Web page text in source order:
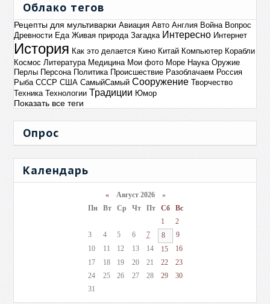
Облако тегов
Рецепты для мультиварки Авиация Авто Англия Война Вопрос
Древности Еда Живая природа Загадка Интересно Интернет
История Как это делается Кино Китай Компьютер Корабли
Космос Литература Медицина Мои фото Море Наука Оружие
Перлы Персона Политика Происшествие Разоблачаем Россия
Рыба СССР США СамыйСамый Сооружение Творчество
Техника Технологии Традиции Юмор
Показать все теги
Опрос
Календарь
«Август 2026 »
Пн
Вт Ср Чт Пт Сб
Вс
1
2
3
4 5 6 7 8
9
10
11 12 13 14 15
16
17
18 19 20 21 22
23
24
25 26 27 28 29
30
31